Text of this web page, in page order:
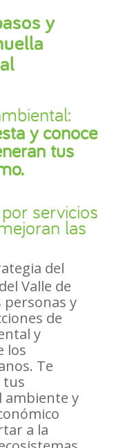
y
y conoce
tus
servicios
las
del
Valle de
y
de
y
los
Te
tus
ambiente y
a la